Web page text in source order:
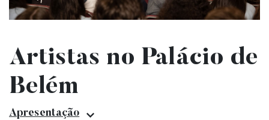
Artistas no Palácio de
Belém
Apresentação